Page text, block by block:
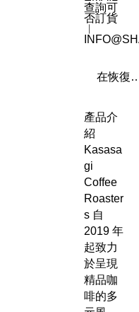
查詢可
否訂貨
︳
在恢復
產品介
紹
Kasasa
gi
Coffee
Roaster
s 自
2019 年
起致力
於呈現
精品咖
啡的多